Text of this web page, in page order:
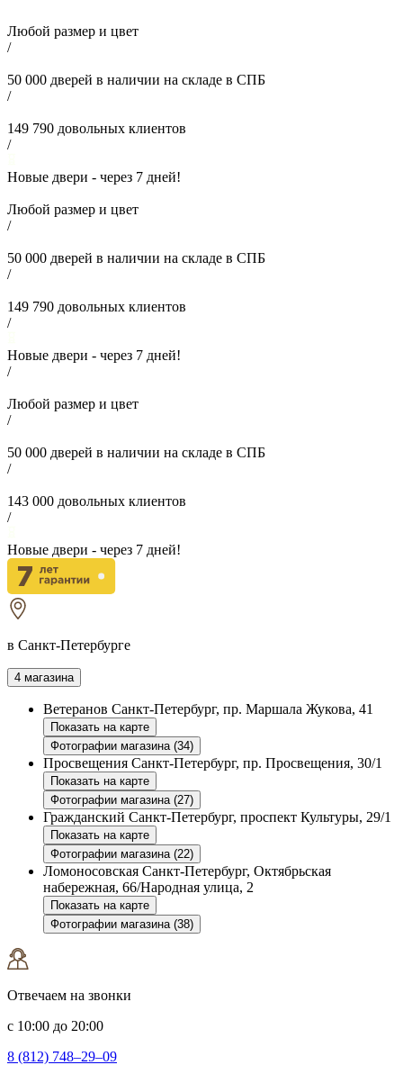
Любой размер и цвет
/
50 000 дверей в наличии на складе в СПБ
/
149 790 довольных клиентов
/
Новые двери - через 7 дней!
Любой размер и цвет
/
50 000 дверей в наличии на складе в СПБ
/
149 790 довольных клиентов
/
Новые двери - через 7 дней!
/
Любой размер и цвет
/
50 000 дверей в наличии на складе в СПБ
/
143 000 довольных клиентов
/
Новые двери - через 7 дней!
в Санкт-Петербурге
4 магазина
Ветеранов Санкт-Петербург, пр. Маршала Жукова, 41
Показать на карте
Фотографии магазина (34)
Просвещения Санкт-Петербург, пр. Просвещения, 30/1
Показать на карте
Фотографии магазина (27)
Гражданский Санкт-Петербург, проспект Культуры, 29/1
Показать на карте
Фотографии магазина (22)
Ломоносовская Санкт-Петербург, Октябрьская
набережная, 66/Народная улица, 2
Показать на карте
Фотографии магазина (38)
Отвечаем на звонки
с 10:00 до 20:00
8 (812) 748–29–09